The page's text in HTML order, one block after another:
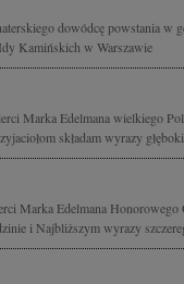
dowódcę powstania w
Kamińskich w Warszawie
Marka Edelmana wielkiego
składam wyrazy
Marka Edelmana
i Najbliższym wyrazy